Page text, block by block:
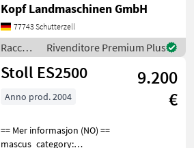
Typ Rotana 160V Combi
Baujahr 2026 40km/h Netz-
und Folienbindung,
integrierte Wickelein
Kopf Landmaschinen GmbH
77743 Schutterzell
Raccolta
mangimi
/ Fendt
Rivenditore Premium Plus
Stoll ES2500
9.200
€
Anno prod. 2004
== Mer informasjon (NO) ==
mascus_category: